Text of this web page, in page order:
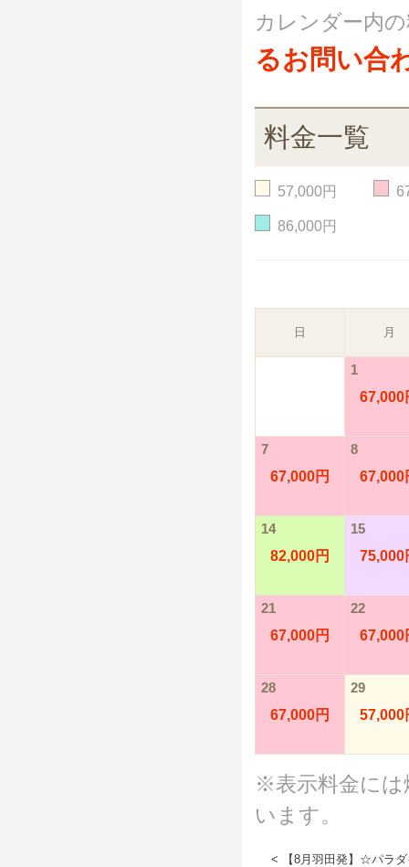
カレンダー内
るお問い合
料金一覧
57,000円
86,000円
日 月
1
67,000
7
67,000円
8
67,000
14
82,000円
15
75,000
21
67,000円
22
67,000
28
67,000円
29
57,000
※表示料金には
います。
< 【8月羽田発】☆パラダ